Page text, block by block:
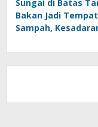
Sungai di Batas
Bakan Jadi
Sampah,
Dipertanyakan